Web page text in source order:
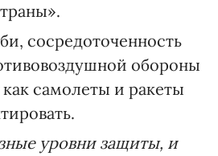
сосредоточенность
обороны
как самолеты и ракеты
уровни защиты, и